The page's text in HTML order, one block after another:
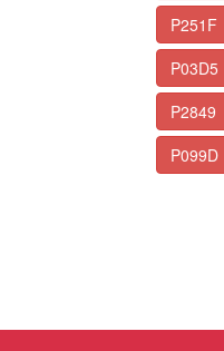
P251F
P03D5
P2849
P099D